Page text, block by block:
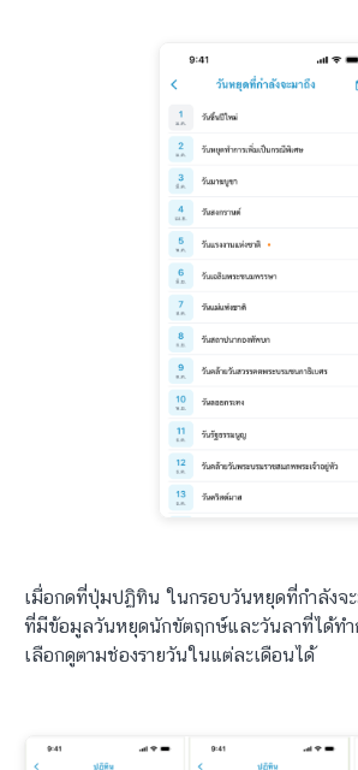
เมื่อกดที่ปุ่มปฏิทิน ในกรอบวันหยุดที่กำลังจ
ที่มีข้อมูลวันหยุดนักขัตฤกษ์และวันลาที่ได้ทำ
เลือกดูตามช่องรายวันในแต่ละเดือนได้